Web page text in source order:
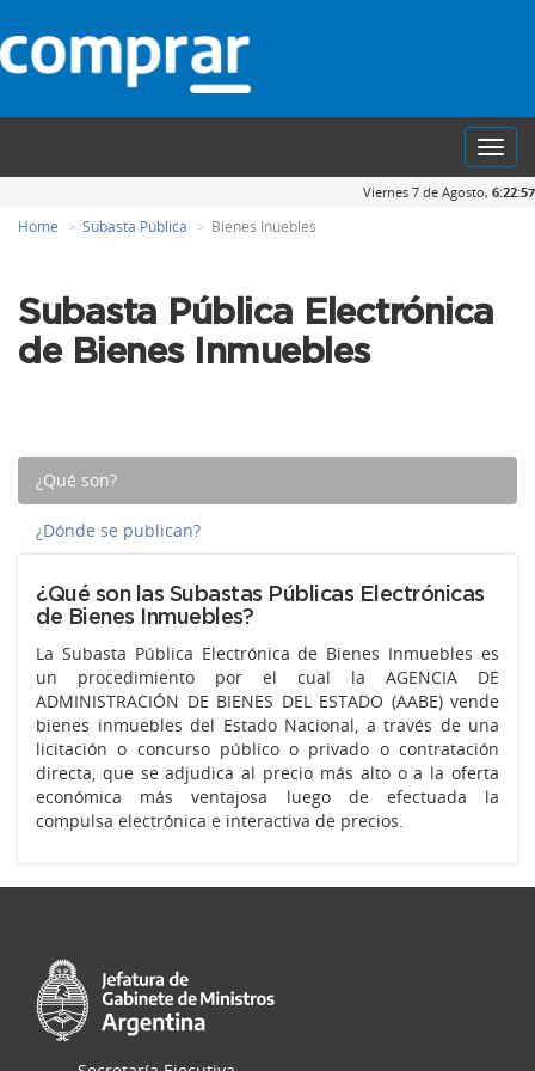
Viernes 7 de Agosto, 6:22:57
Home Subasta Pública Bienes Inuebles
Subasta Pública Electrónica
de Bienes Inmuebles
¿Qué son?
¿Dónde se publican?
¿Qué son las Subastas Públicas Electrónicas
de Bienes Inmuebles?
La Subasta Pública Electrónica de Bienes Inmuebles es
un procedimiento por el cual la AGENCIA DE
ADMINISTRACIÓN DE BIENES DEL ESTADO (AABE) vende
bienes inmuebles del Estado Nacional, a través de una
licitación o concurso público o privado o contratación
directa, que se adjudica al precio más alto o a la oferta
económica más ventajosa luego de efectuada la
compulsa electrónica e interactiva de precios.